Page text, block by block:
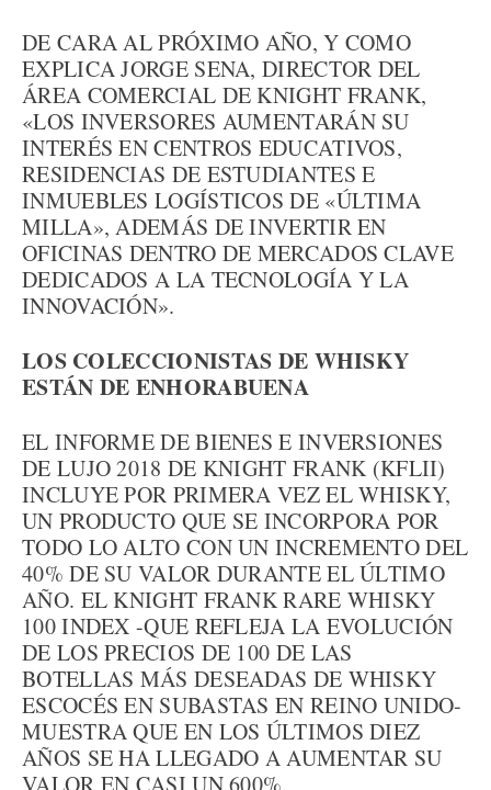
DE CARA AL PRÓXIMO AÑO, Y COMO
EXPLICA JORGE SENA, DIRECTOR DEL
ÁREA COMERCIAL DE KNIGHT FRANK,
«LOS INVERSORES AUMENTARÁN SU
INTERÉS EN CENTROS EDUCATIVOS,
RESIDENCIAS DE ESTUDIANTES E
INMUEBLES LOGÍSTICOS DE «ÚLTIMA
MILLA», ADEMÁS DE INVERTIR EN
OFICINAS DENTRO DE MERCADOS CLAVE
DEDICADOS A LA TECNOLOGÍA Y LA
INNOVACIÓN».
LOS COLECCIONISTAS DE WHISKY
ESTÁN DE ENHORABUENA
EL INFORME DE BIENES E INVERSIONES
DE LUJO 2018 DE KNIGHT FRANK (KFLII)
INCLUYE POR PRIMERA VEZ EL WHISKY,
UN PRODUCTO QUE SE INCORPORA POR
TODO LO ALTO CON UN INCREMENTO DEL
40% DE SU VALOR DURANTE EL ÚLTIMO
AÑO. EL KNIGHT FRANK RARE WHISKY
100 INDEX -QUE REFLEJA LA EVOLUCIÓN
DE LOS PRECIOS DE 100 DE LAS
BOTELLAS MÁS DESEADAS DE WHISKY
ESCOCÉS EN SUBASTAS EN REINO UNIDO-
MUESTRA QUE EN LOS ÚLTIMOS DIEZ
AÑOS SE HA LLEGADO A AUMENTAR SU
VALOR EN CASI UN 600%.